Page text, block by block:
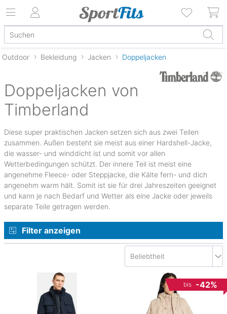
Outdoor Bekleidung Jacken Doppeljacken
Doppeljacken von
Timberland
Diese super praktischen Jacken setzen sich aus zwei Teilen
zusammen. Außen besteht sie meist aus einer Hardshell-Jacke,
die wasser- und winddicht ist und somit vor allen
Wetterbedingungen schützt. Der innere Teil ist meist eine
angenehme Fleece- oder Steppjacke, die Kälte fern- und dich
angenehm warm hält. Somit ist sie für drei Jahreszeiten geeignet
und kann je nach Bedarf und Wetter als eine Jacke oder jeweils
separate Teile getragen werden.
Filter anzeigen
bis -42%